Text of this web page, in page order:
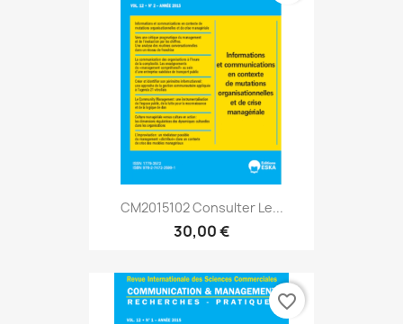
CM2015102 Consulter Le...
30,00 €
favorite_border